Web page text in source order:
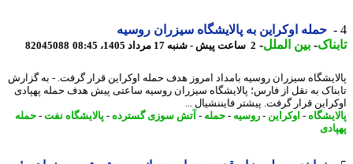
حمله اوکراین به پالایشگاه سیزران روسیه
-بین الملل-2 ساعت پیش - شنبه 17 مرداد 1405، 08:45 82045088
سیزران روسیه بامداد امروز هدف حمله اوکراین قرار گرفت. - به گزارش
به نقل از فارس؛ پالایشگاه سیزران روسیه ساعتی پیش هدف حمله پهپادی
قرار گرفت. پیشتر فایننشیال ...
-اوکراین- روسیه-حمله-آتش سوزی گسترده- پالایشگاه نفت -حمله